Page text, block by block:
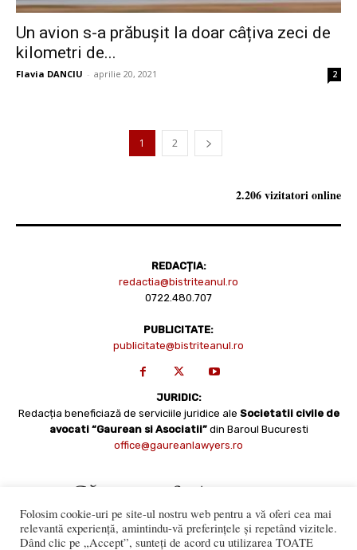
Un avion s-a prăbușit la doar câțiva zeci de
kilometri de...
Flavia DANCIU - aprilie 20, 2021 2
1 2
2.206 vizitatori online
REDACȚIA:
redactia@bistriteanul.ro
0722.480.707
PUBLICITATE:
publicitate@bistriteanul.ro
JURIDIC:
Redacția beneficiază de serviciile juridice ale Societatii civile de
avocati “Gaurean si Asociatii” din Baroul Bucuresti
office@gaureanlawyers.ro
Folosim cookie-uri pe site-ul nostru web pentru a vă oferi cea mai
relevantă experiență, amintindu-vă preferințele și repetând vizitele.
Dând clic pe „Accept”, sunteți de acord cu utilizarea TOATE